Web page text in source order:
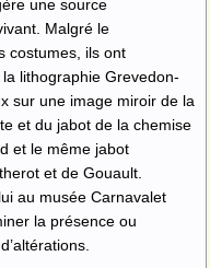
une source
Malgré le
costumes, ils ont
lithographie Grevedon-
sur une image miroir de la
et du jabot de la chemise
et le même jabot
et de Gouault.
au musée Carnavalet
la présence ou